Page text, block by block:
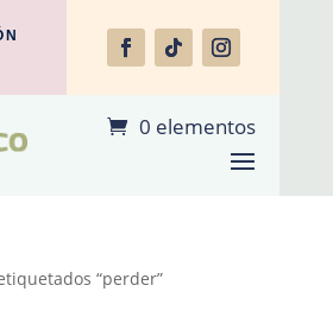
0 elementos
“perder”